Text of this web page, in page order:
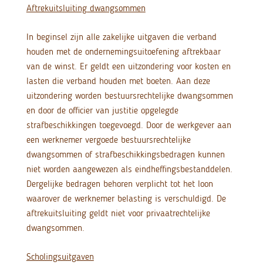
Aftrekuitsluiting dwangsommen
In beginsel zijn alle zakelijke uitgaven die verband
houden met de ondernemingsuitoefening aftrekbaar
van de winst. Er geldt een uitzondering voor kosten en
lasten die verband houden met boeten. Aan deze
uitzondering worden bestuursrechtelijke dwangsommen
en door de officier van justitie opgelegde
strafbeschikkingen toegevoegd. Door de werkgever aan
een werknemer vergoede bestuursrechtelijke
dwangsommen of strafbeschikkingsbedragen kunnen
niet worden aangewezen als eindheffingsbestanddelen.
Dergelijke bedragen behoren verplicht tot het loon
waarover de werknemer belasting is verschuldigd. De
aftrekuitsluiting geldt niet voor privaatrechtelijke
dwangsommen.
Scholingsuitgaven